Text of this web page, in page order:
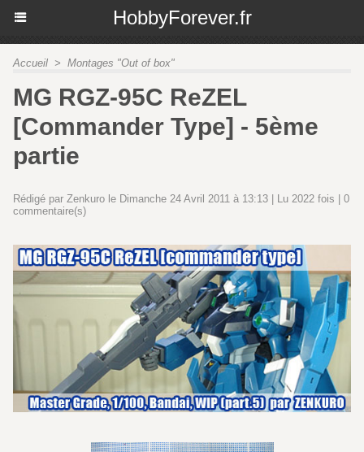
HobbyForever.fr
Accueil > Montages "Out of box"
MG RGZ-95C ReZEL
[Commander Type] - 5ème
partie
Rédigé par Zenkuro le Dimanche 24 Avril 2011 à 13:13 | Lu 2022 fois | 0
commentaire(s)